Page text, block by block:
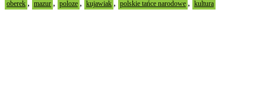
oberek , mazur , poloze , kujawiak , polskie tańce narodowe , kultura